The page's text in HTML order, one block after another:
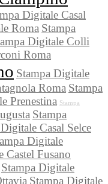
Digitale Casal
Roma Stampa
Digitale Colli
Roma
Stampa Digitale
Roma Stampa
Prenestina Stampa
Stampa
Casal Selce
Digitale
Castel Fusano
Stampa Digitale
Stampa Digitale